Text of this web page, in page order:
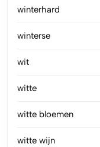
winterhard
winterse
wit
witte
witte bloemen
witte wijn